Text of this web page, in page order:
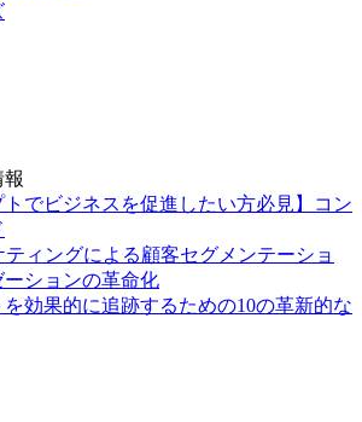
トでビジネスを促進したい方必見】コン
ィングによる顧客セグメンテーショ
ションの革命化
効果的に追跡するための10の革新的な